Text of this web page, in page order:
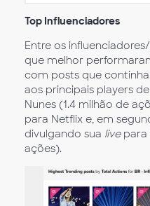
Top Influenciadores
Entre os
que melhor
com posts que
aos principais players
Nunes (1.4 milhão de
para Netflix e, em
divulgando sua livepara
ações).